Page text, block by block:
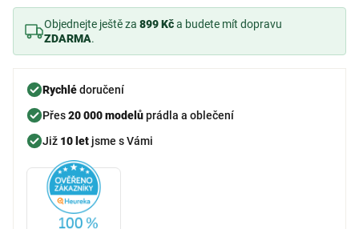
Objednejte ještě za 899 Kča budete mít dopravu
ZDARMA.
Rychlédoručení
Přes20 000 modelůprádla a oblečení
Již 10 let jsme s Vámi